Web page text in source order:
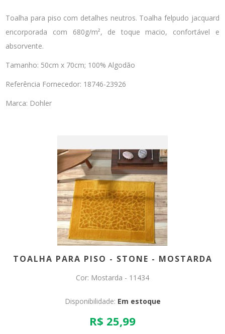
Toalha para piso com detalhes neutros. Toalha felpudo jacquard
encorporada com 680g/m², de toque macio, confortável e
absorvente.
Tamanho: 50cm x 70cm; 100% Algodão
Referência Fornecedor: 18746-23926
Marca: Dohler
TOALHA PARA PISO - STONE - MOSTARDA
Cor: Mostarda - 11434
Disponibilidade: Em estoque
R$ 25,99